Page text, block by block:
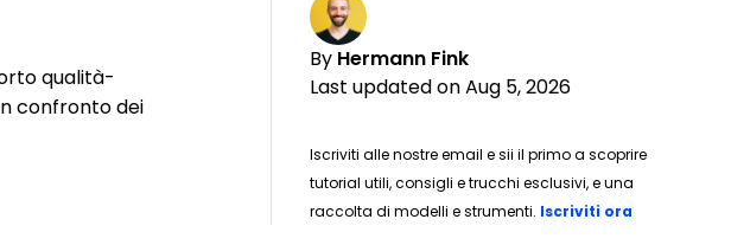
By Hermann Fink
Last updated on Aug 5, 2026
Iscriviti alle nostre email e sii il primo a scoprire
tutorial utili, consigli e trucchi esclusivi, e una
raccolta di modelli e strumenti. Iscriviti ora
qualità-
confronto dei